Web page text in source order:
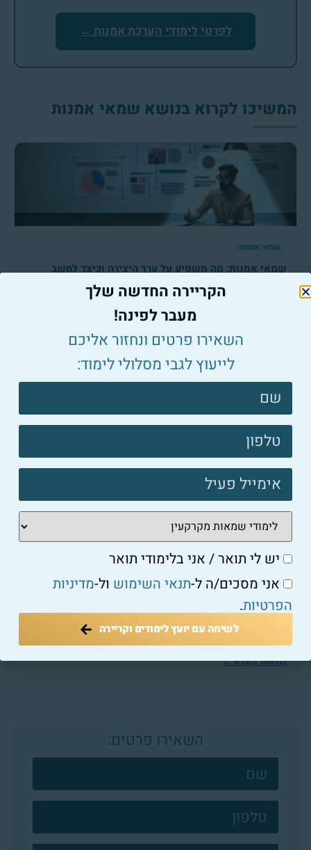
לפרטי לימודי הערכת אמנות ←
המשיכו לקרוא בנושא שמאי אמנות
שמאי אמנות
שמאי אמנות: מה משפיע על ערך היצירה וכיצד לחשב
שמאי אמנות
איך לבחור שמאי נזקים מומלץ: שאלות מפתח והמלצות
למאמר המלא ←
כיצד לבחור שמאי אמנות מתאים ליצירות שלכם?
למאמר המלא ←
השאירו פרטים:
צרו
קשר
פוטר
הקריירה החדשה שלך
מעבר לפינה!
השאירו פרטים ונחזור אליכם
לייעוץ לגבי מסלולי לימוד:
צרו
קשר
פוטר
יש לי תואר / אני בלימודי תואר
אני מסכים/ה ל-תנאי השימוש ול-מדיניות
הפרטיות.
לשיחה עם יועץ לימודים וקריירה